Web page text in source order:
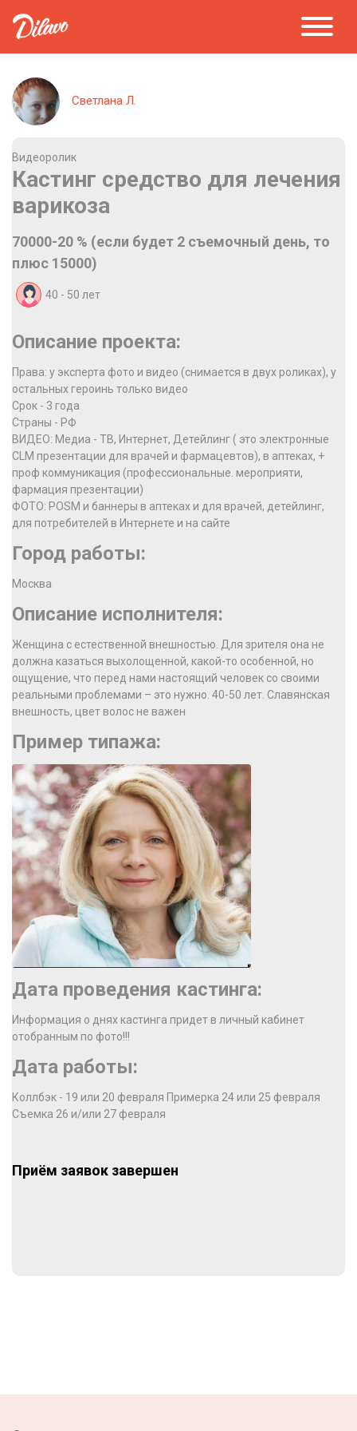
Светлана Л.
Видеоролик
Кастинг средство для лечения
варикоза
70000-20 % (если будет 2 съемочный день, то
плюс 15000)
40 - 50 лет
Описание проекта:
Права: у эксперта фото и видео (снимается в двух роликах), у
остальных героинь только видео
Срок - 3 года
Страны - РФ
ВИДЕО: Медиа - ТВ, Интернет, Детейлинг ( это электронные
CLM презентации для врачей и фармацевтов), в аптеках, +
проф коммуникация (профессиональные. мероприяти,
фармация презентации)
ФОТО: POSM и баннеры в аптеках и для врачей, детейлинг,
для потребителей в Интернете и на сайте
Город работы:
Москва
Описание исполнителя:
Женщина с естественной внешностью. Для зрителя она не
должна казаться выхолощенной, какой-то особенной, но
ощущение, что перед нами настоящий человек со своими
реальными проблемами – это нужно. 40-50 лет. Славянская
внешность, цвет волос не важен
Пример типажа:
Дата проведения кастинга:
Информация о днях кастинга придет в личный кабинет
отобранным по фото!!!
Дата работы:
Коллбэк - 19 или 20 февраля Примерка 24 или 25 февраля
Съемка 26 и/или 27 февраля
Приём заявок завершен